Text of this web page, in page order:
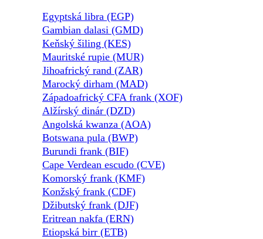
Egyptská libra (EGP)
Gambian dalasi (GMD)
Keňský šiling (KES)
Mauritské rupie (MUR)
Jihoafrický rand (ZAR)
Marocký dirham (MAD)
Západoafrický CFA frank (XOF)
Alžírský dinár (DZD)
Angolská kwanza (AOA)
Botswana pula (BWP)
Burundi frank (BIF)
Cape Verdean escudo (CVE)
Komorský frank (KMF)
Konžský frank (CDF)
Džibutský frank (DJF)
Eritrean nakfa (ERN)
Etiopská birr (ETB)